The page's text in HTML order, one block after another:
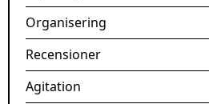
Organisering
Recensioner
Agitation